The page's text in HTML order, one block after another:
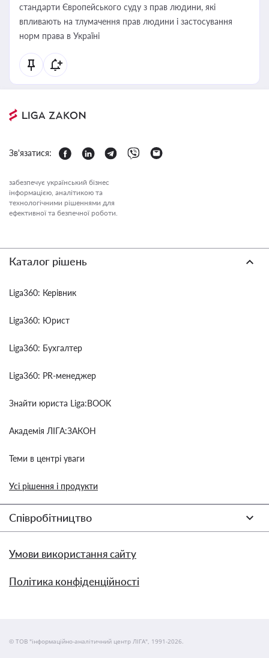
стандарти Європейського суду з прав людини, які
впливають на тлумачення прав людини і застосування
норм права в Україні
Зв'язатися:
забезпечує український бізнес
інформацією, аналітикою та
технологічними рішеннями для
ефективної та безпечної роботи.
Каталог рішень
Liga360: Керівник
Liga360: Юрист
Liga360: Бухгалтер
Liga360: PR-менеджер
Знайти юриста Liga:BOOK
Академія ЛІГА:ЗАКОН
Теми в центрі уваги
Усі рішення і продукти
Співробітництво
Умови використання сайту
Політика конфіденційності
© ТОВ "інформаційно-аналітичний центр ЛІГА", 1991-2026.